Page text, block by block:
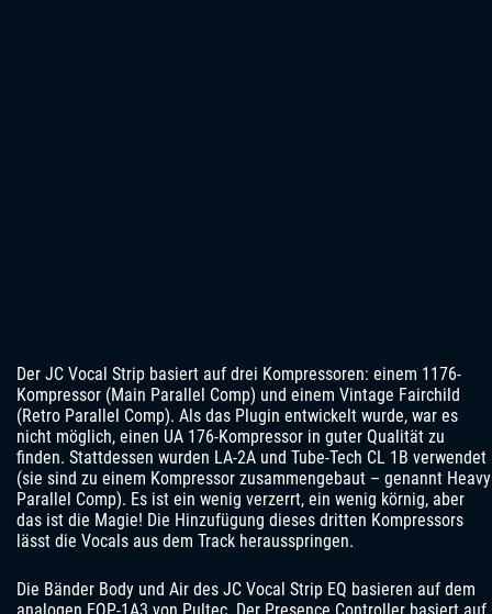
Der JC Vocal Strip basiert auf drei Kompressoren: einem 1176-
Kompressor (Main Parallel Comp) und einem Vintage Fairchild
(Retro Parallel Comp). Als das Plugin entwickelt wurde, war es
nicht möglich, einen UA 176-Kompressor in guter Qualität zu
finden. Stattdessen wurden LA-2A und Tube-Tech CL 1B verwendet
(sie sind zu einem Kompressor zusammengebaut – genannt Heavy
Parallel Comp). Es ist ein wenig verzerrt, ein wenig körnig, aber
das ist die Magie! Die Hinzufügung dieses dritten Kompressors
lässt die Vocals aus dem Track herausspringen.
Die Bänder Body und Air des JC Vocal Strip EQ basieren auf dem